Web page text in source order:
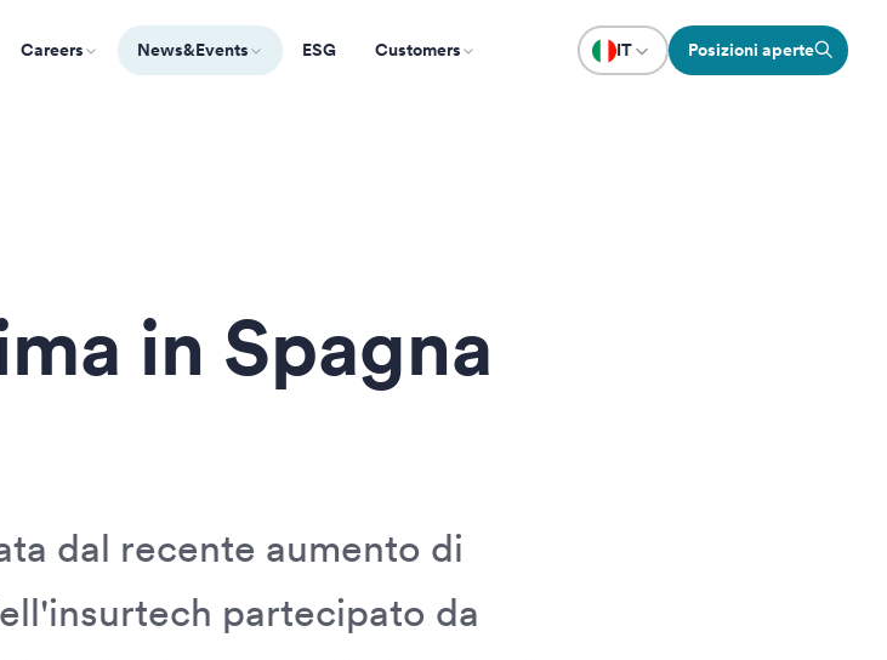
Careers News&Events ESG Customers IT Posizioni aperte
in Spagna
dal recente aumento di
partecipato da